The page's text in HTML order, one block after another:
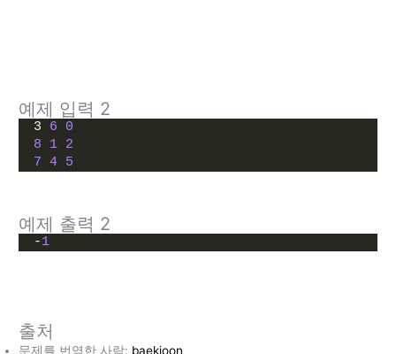
예제 입력 2
3 6
0
8
1 2
7 4 5
예제 출력 2
-1
출처
문제를 번역한 사람: baekjoon